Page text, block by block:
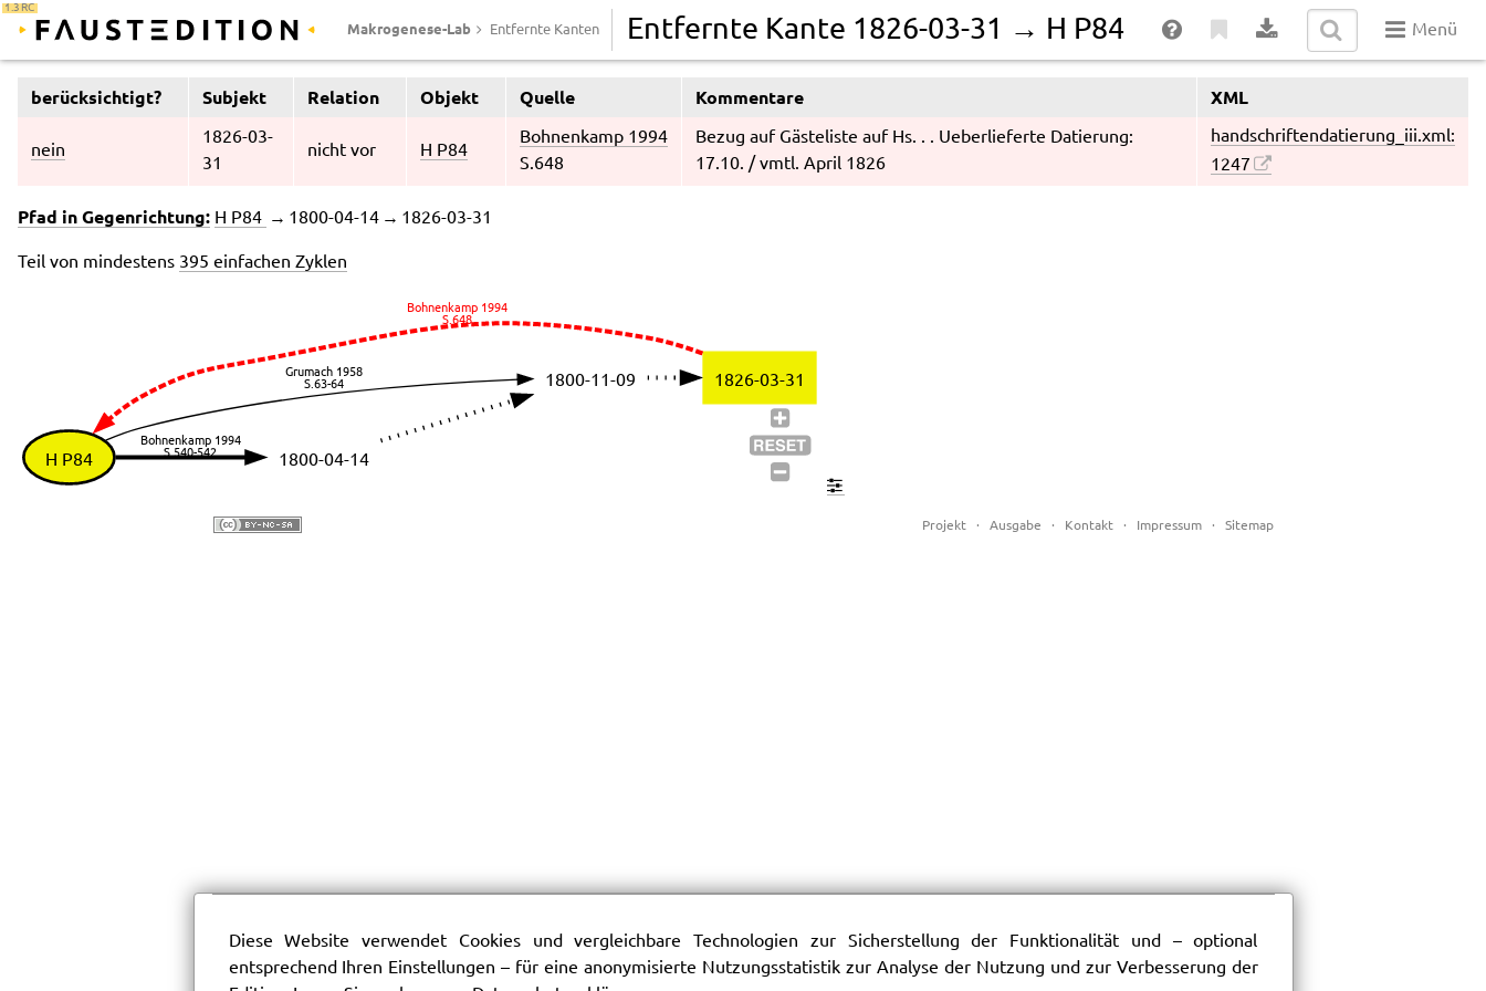
1.3 RC
Makrogenese-Lab Entfernte Kanten Entfernte Kante 1826-03-31 → H P84 Menü
berücksichtigt? Subjekt Relation Objekt Quelle Kommentare XML
nein
1826-03-
31
nicht vor H P84
Bohnenkamp 1994
S.648
Bezug auf Gästeliste auf Hs. . . Ueberlieferte Datierung:
17.10. / vmtl. April 1826
handschriftendatierung_iii.xml:
1247
Pfad in Gegenrichtung: H P84 → 1800-04-14 → 1826-03-31
Teil von mindestens 395 einfachen Zyklen
Diese Website verwendet Cookies und vergleichbare Technologien zur Sicherstellung der Funktionalität und – optional
entsprechend Ihren Einstellungen – für eine anonymisierte Nutzungsstatistik zur Analyse der Nutzung und zur Verbesserung der
Projekt · Ausgabe · Kontakt · Impressum · Sitemap